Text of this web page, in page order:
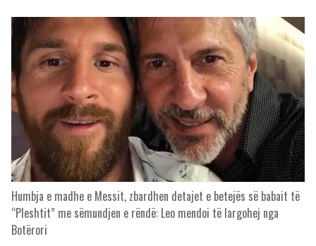
Humbja e madhe e Messit, zbardhen detajet e betejës së babait të
“Pleshtit” me sëmundjen e rëndë: Leo mendoi të largohej nga
Botërori